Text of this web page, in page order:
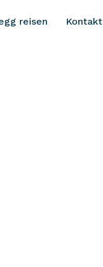
reisen Kontakt